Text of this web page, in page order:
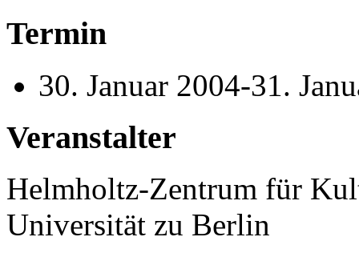
Termin
30. Januar 2004-31.
Veranstalter
Helmholtz-Zentrum für
Universität zu Berlin